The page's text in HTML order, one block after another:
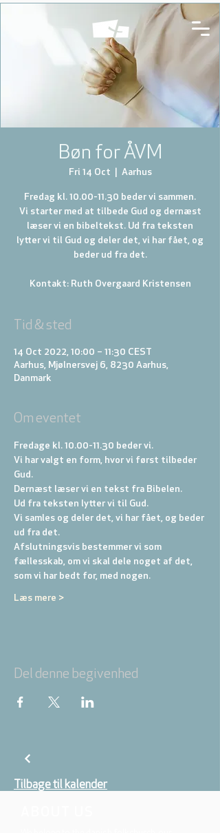
Bøn for ÅVM
Fri 14 Oct Aarhus
Fredag kl. 10.00-11.30 beder vi sammen.
Vi starter med at tilbede Gud og dernæst
læser vi en bibeltekst. Ud fra teksten
lytter vi til Gud og deler det, vi har fået, og
beder ud fra det.
Kontakt: Ruth Overgaard Kristensen
Tid & sted
14 Oct 2022, 10:00 – 11:30 CEST
Aarhus, Mjølnersvej 6, 8230 Aarhus,
Danmark
Om eventet
Fredage kl. 10.00-11.30 beder vi.
Vi har valgt en form, hvor vi først tilbeder
Gud.
Dernæst læser vi en tekst fra Bibelen.
Ud fra teksten lytter vi til Gud.
Vi samles og deler det, vi har fået, og beder
ud fra det.
Afslutningsvis bestemmer vi som
fællesskab, om vi skal dele noget af det,
som vi har bedt for, med nogen.
Læs mere >
Del denne begivenhed
Tilbage til kalender